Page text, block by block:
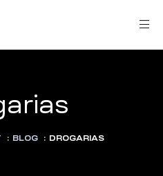
: BLOG : DROGARIAS